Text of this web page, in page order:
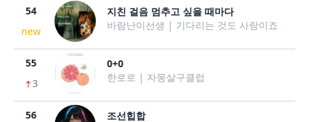
54
new
지친 걸음 멈추고 싶을 때마다
바람난이선생 | 기다리는 것도 사랑이죠
55
3
0+0
한로로 | 자몽살구클럽
56
조선힙합